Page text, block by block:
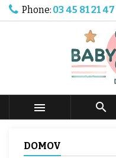
Phone: 03 45 81 21 47
 
DOMOV